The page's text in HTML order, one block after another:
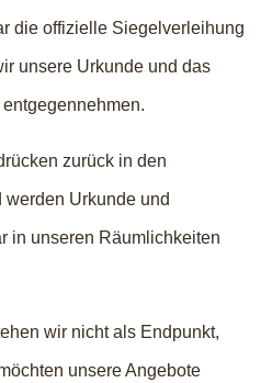
die offizielle Siegelverleihung
unsere Urkunde und das
zurück in den
Urkunde und
in unseren Räumlichkeiten
wir nicht als Endpunkt,
unsere Angebote